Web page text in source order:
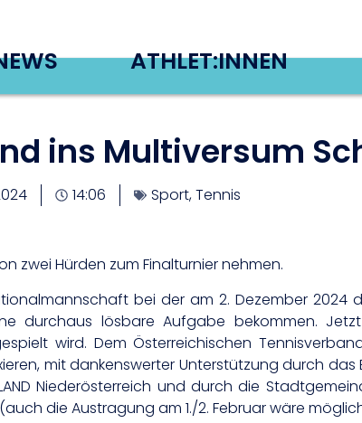
ATHLET:INNEN
ins Multiversum
14:06 Sport,Tennis
zwei Hürden zum Finalturnier nehmen.
bei der am 2. Dezember 2024
durchaus lösbare Aufgabe bekommen.
wird. Dem Österreichischen
mit dankenswerter Unterstützung durch das
Niederösterreich und durch die
die Austragung am 1./2. Februar wäre